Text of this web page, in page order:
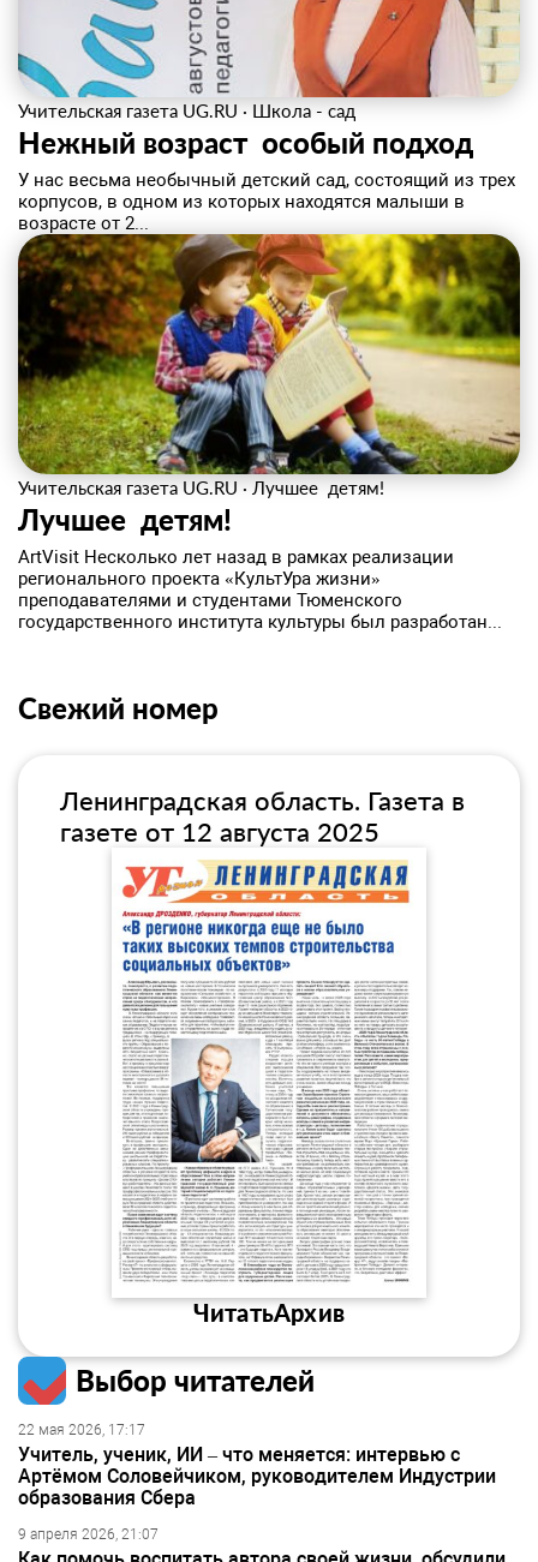
Учительская газета UG.RU · Школа - сад
Нежный возраст ­ особый подход
У нас весьма необычный детский сад, состоящий из трех
корпусов, в одном из которых находятся малыши в
возрасте от 2...
Учительская газета UG.RU · Лучшее ­ детям!
Лучшее ­ детям!
ArtVisit Несколько лет назад в рамках реализации
регионального проекта «КультУра жизни»
преподавателями и студентами Тюменского
государственного института культуры был разработан...
Свежий номер
Ленинградская область. Газета в
газете от 12 августа 2025
ЧитатьАрхив
Выбор читателей
22 мая 2026, 17:17
Учитель, ученик, ИИ – что меняется: интервью с
Артёмом Соловейчиком, руководителем Индустрии
образования Сбера
9 апреля 2026, 21:07